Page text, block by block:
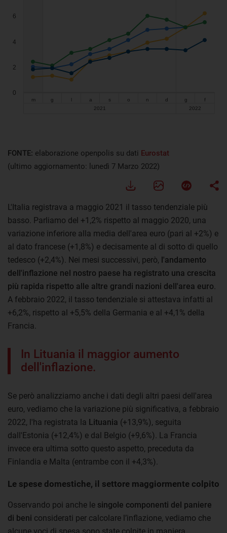
FONTE: elaborazione openpolis su dati Eurostat
(ultimo aggiornamento: lunedì 7 Marzo 2022)
L'Italia registrava a maggio 2021 il tasso tendenziale più
basso. Parliamo del +1,2% rispetto al maggio 2020, una
variazione inferiore alla media dell'area euro (pari al +2%) e
al dato francese (+1,8%) e decisamente al di sotto di quello
tedesco (+2,4%). Nei mesi successivi, però, l'andamento
dell'inflazione nel nostro paese ha registrato una crescita
più rapida rispetto alle altre grandi nazioni dell'area euro.
A febbraio 2022, il tasso tendenziale si attestava infatti al
+6,2%, rispetto al +5,5% della Germania e al +4,1% della
Francia.
In Lituania il maggior aumento
dell'inflazione.
Se però analizziamo anche i dati degli altri paesi dell'area
euro, vediamo che la variazione più significativa, a febbraio
2022, l'ha registrata la Lituania (+13,9%), seguita
dall'Estonia (+12,4%) e dal Belgio (+9,6%). La Francia
invece era ultima sotto questo aspetto, preceduta da
Finlandia e Malta (entrambe con il +4,3%).
Le spese domestiche, il settore maggiormente colpito
Osservando poi anche le singole componenti del paniere
di beni considerati per calcolare l’inflazione, vediamo che